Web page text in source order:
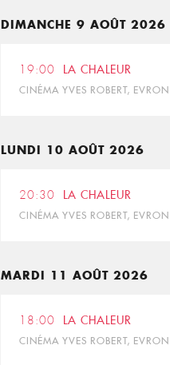
DIMANCHE 9 AOÛT 2026
19:00 LA CHALEUR
CINÉMA YVES ROBERT, EVRON
LUNDI 10 AOÛT 2026
20:30 LA CHALEUR
CINÉMA YVES ROBERT, EVRON
MARDI 11 AOÛT 2026
18:00 LA CHALEUR
CINÉMA YVES ROBERT, EVRON